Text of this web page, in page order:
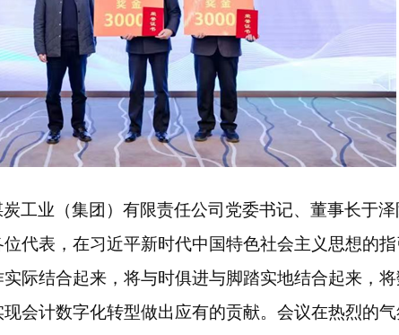
工业（集团）有限责任公司党委书记、董事长于泽
代表，在习近平新时代中国特色社会主义思想的
际结合起来，将与时俱进与脚踏实地结合起来，
会计数字化转型做出应有的贡献。会议在热烈的